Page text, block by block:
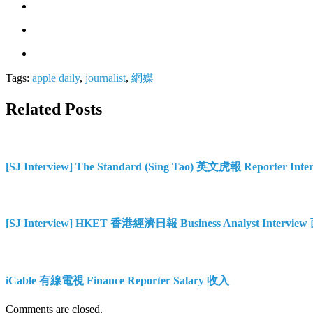
Tags: apple daily, journalist, 網媒
Related Posts
[SJ Interview] The Standard (Sing Tao) 英文虎報 Reporter
[SJ Interview] HKET 香港經濟日報 Business Analyst Interview
iCable 有線電視 Finance Reporter Salary 收入
Comments are closed.